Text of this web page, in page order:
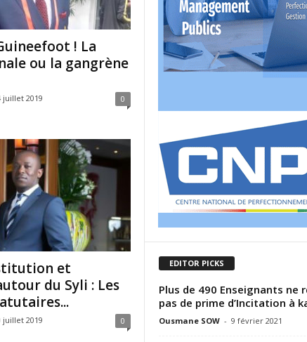
! La
ou la gangrène
juillet 2019 0
et
du Syli : Les
juillet 2019 0
EDITOR PICKS
Plus de 490 Enseignants ne
pas de prime d’Incitation à
Ousmane SOW - 9 février 2021